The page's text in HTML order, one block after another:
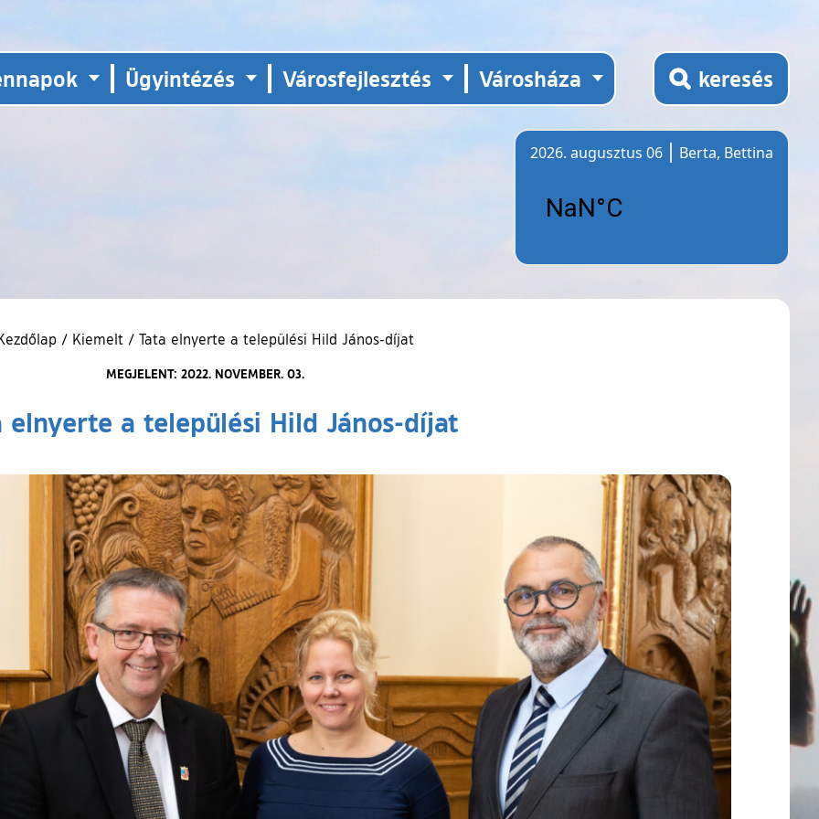
Ügyintézés Városfejlesztés Városháza keresés
2026. augusztus 06
Berta, Bettina
/ Kiemelt / Tata elnyerte a települési Hild János-díjat
MEGJELENT: 2022. NOVEMBER. 03.
elnyerte a települési Hild János-díjat